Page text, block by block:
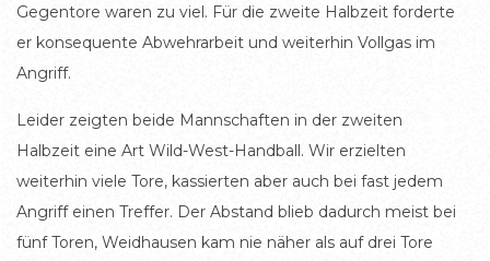
Gegentore waren zu viel. Für die zweite Halbzeit forderte
er konsequente Abwehrarbeit und weiterhin Vollgas im
Angriff.
Leider zeigten beide Mannschaften in der zweiten
Halbzeit eine Art Wild-West-Handball. Wir erzielten
weiterhin viele Tore, kassierten aber auch bei fast jedem
Angriff einen Treffer. Der Abstand blieb dadurch meist bei
fünf Toren, Weidhausen kam nie näher als auf drei Tore